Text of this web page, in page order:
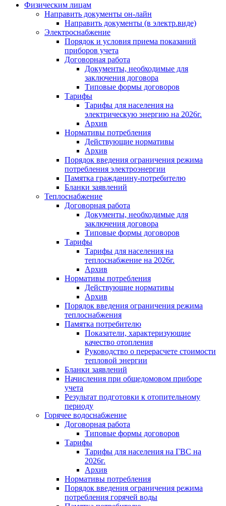
Физическим лицам
Направить документы он-лайн
Направить документы (в электр.виде)
Электроснабжение
Порядок и условия приема показаний
приборов учета
Договорная работа
Документы, необходимые для
заключения договора
Типовые формы договоров
Тарифы
Тарифы для населения на
электрическую энергию на 2026г.
Архив
Нормативы потребления
Действующие нормативы
Архив
Порядок введения ограничения режима
потребления электроэнергии
Памятка гражданину-потребителю
Бланки заявлений
Теплоснабжение
Договорная работа
Документы, необходимые для
заключения договора
Типовые формы договоров
Тарифы
Тарифы для населения на
теплоснабжение на 2026г.
Архив
Нормативы потребления
Действующие нормативы
Архив
Порядок введения ограничения режима
теплоснабжения
Памятка потребителю
Показатели, характеризующие
качество отопления
Руководство о перерасчете стоимости
тепловой энергии
Бланки заявлений
Начисления при общедомовом приборе
учета
Результат подготовки к отопительному
периоду
Горячее водоснабжение
Договорная работа
Типовые формы договоров
Тарифы
Тарифы для населения на ГВС на
2026г.
Архив
Нормативы потребления
Порядок введения ограничения режима
потребления горячей воды